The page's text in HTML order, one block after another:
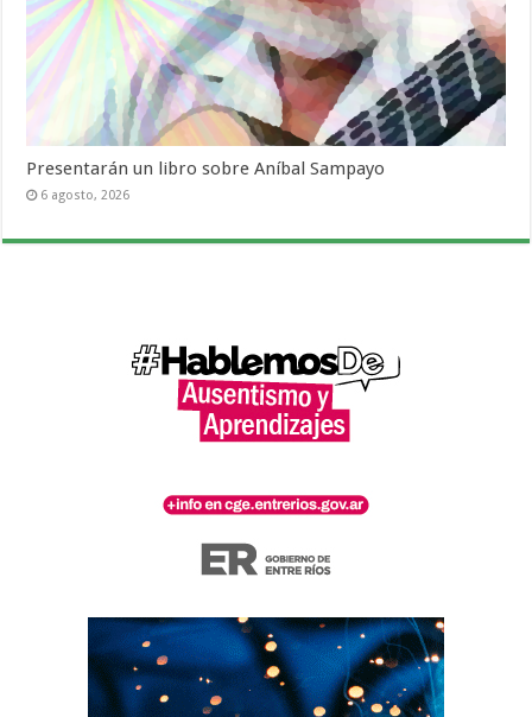
Presentarán un libro sobre Aníbal Sampayo
6 agosto, 2026